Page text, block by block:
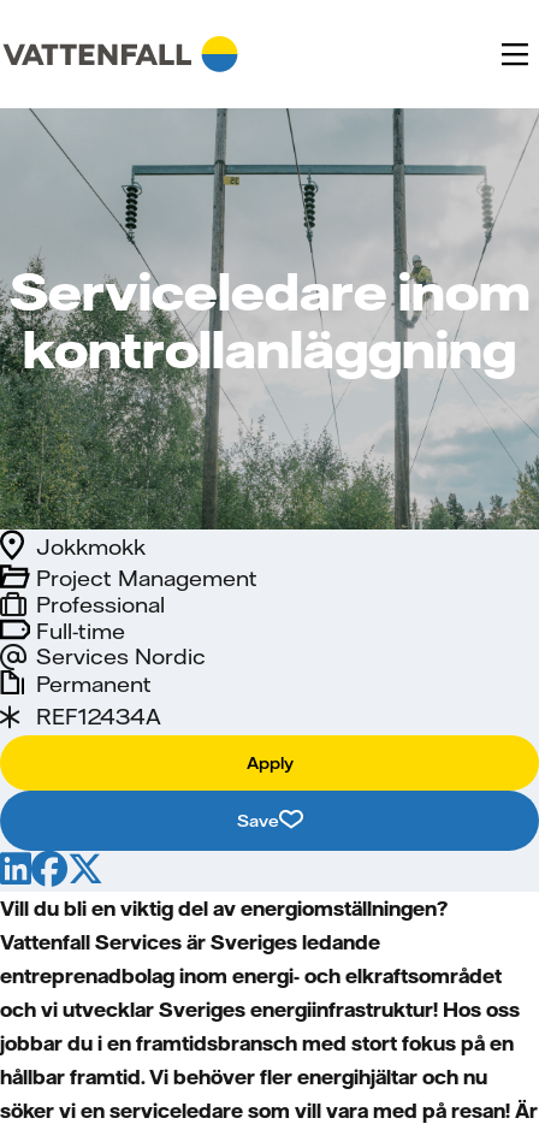
Serviceledare inom
kontrollanläggning
Full-time
Services Nordic
Project Management
Jokkmokk
Professional
Permanent
REF12434A
Apply
Save
Vill du bli en viktig del av energiomställningen?
Vattenfall Services är Sveriges ledande
entreprenadbolag inom energi- och elkraftsområdet
och vi utvecklar Sveriges energiinfrastruktur! Hos oss
jobbar du i en framtidsbransch med stort fokus på en
hållbar framtid. Vi behöver fler energihjältar och nu
söker vi en serviceledare som vill vara med på resan! Är